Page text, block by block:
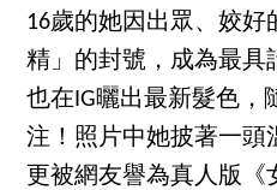
16歲的她因出眾、姣
精」的封號，成為最具
也在IG曬出最新髮色，
注！照片中她披著一頭
更被網友譽為真人版《